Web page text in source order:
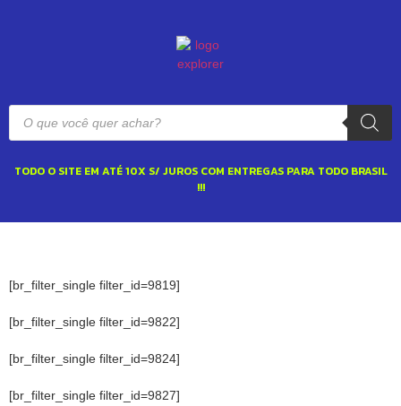
TODO O SITE EM ATÉ 10X S/ JUROS COM ENTREGAS PARA TODO BRASIL
!!!
[br_filter_single filter_id=9819]
[br_filter_single filter_id=9822]
[br_filter_single filter_id=9824]
[br_filter_single filter_id=9827]